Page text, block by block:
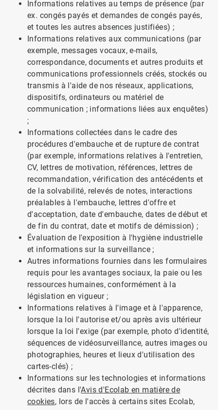
Informations relatives au temps de présence (par
ex. congés payés et demandes de congés payés,
et toutes les autres absences justifiées) ;
Informations relatives aux communications (par
exemple, messages vocaux, e-mails,
correspondance, documents et autres produits et
communications professionnels créés, stockés ou
transmis à l'aide de nos réseaux, applications,
dispositifs, ordinateurs ou matériel de
communication ; informations liées aux enquêtes)
;
Informations collectées dans le cadre des
procédures d'embauche et de rupture de contrat
(par exemple, informations relatives à l'entretien,
CV, lettres de motivation, références, lettres de
recommandation, vérification des antécédents et
de la solvabilité, relevés de notes, interactions
préalables à l'embauche, lettres d'offre et
d'acceptation, date d'embauche, dates de début et
de fin du contrat, date et motifs de démission) ;
Évaluation de l'exposition à l'hygiène industrielle
et informations sur la surveillance ;
Autres informations fournies dans les formulaires
requis pour les avantages sociaux, la paie ou les
ressources humaines, conformément à la
législation en vigueur ;
Informations relatives à l'image et à l'apparence,
lorsque la loi l'autorise et/ou après avis ultérieur
lorsque la loi l'exige (par exemple, photo d'identité,
séquences de vidéosurveillance, autres images ou
photographies, heures et lieux d'utilisation des
cartes-clés) ;
Informations sur les technologies et informations
décrites dans l'Avis d'Ecolab en matière de
cookies, lors de l'accès à certains sites Ecolab,